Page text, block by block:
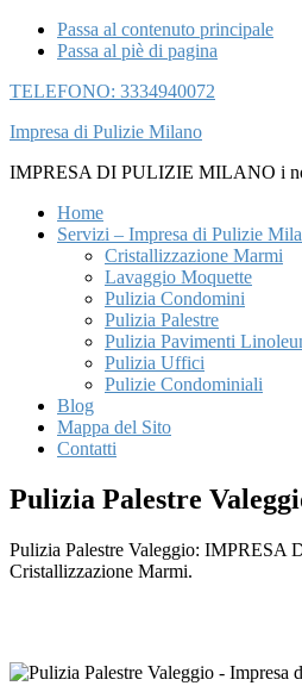
Passa al contenuto principale
Passa al piè di pagina
TELEFONO: 3334940072
Impresa di Pulizie Milano
IMPRESA DI PULIZIE MILANO i
Home
Servizi – Impresa di Pulizie
Cristallizzazione Marmi
Lavaggio Moquette
Pulizia Condomini
Pulizia Palestre
Pulizia Pavimenti
Pulizia Uffici
Pulizie Condominiali
Blog
Mappa del Sito
Contatti
Pulizia Palestre
Pulizia Palestre Valeggio: IMPRESA
Cristallizzazione Marmi.